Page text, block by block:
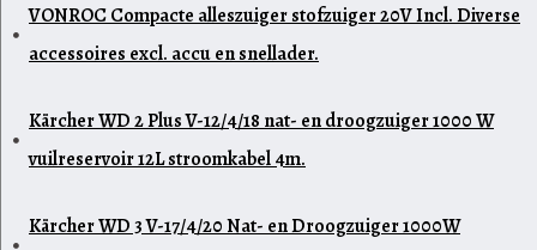
VONROC Compacte alleszuiger stofzuiger 20V Incl. Diverse
accessoires excl. accu en snellader.
Kärcher WD 2 Plus V-12/4/18 nat- en droogzuiger 1000 W
vuilreservoir 12L stroomkabel 4m.
Kärcher WD 3 V-17/4/20 Nat- en Droogzuiger 1000W